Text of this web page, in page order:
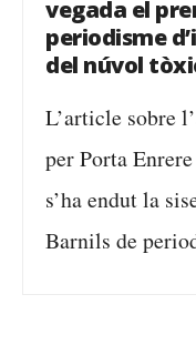
vegada el
periodisme
del núvol
L’article sobre
per Porta
s’ha endut la
Barnils de